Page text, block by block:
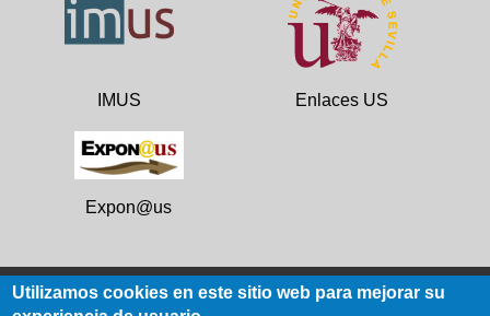
IMUS Enlaces US
Expon@us
Utilizamos cookies en este sitio web para mejorar su